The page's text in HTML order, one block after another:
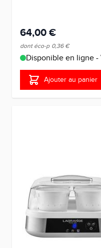
64,00 €
dont éco-p 0,36 €
Disponible en ligne -
Ajouter au panier